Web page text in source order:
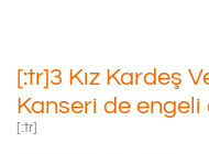
[:tr]3 Kız Kardeş
Kanseri de engeli
[:tr]